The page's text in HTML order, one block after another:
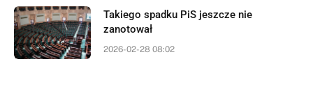
Takiego spadku PiS jeszcze nie
zanotował
2026-02-28 08:02